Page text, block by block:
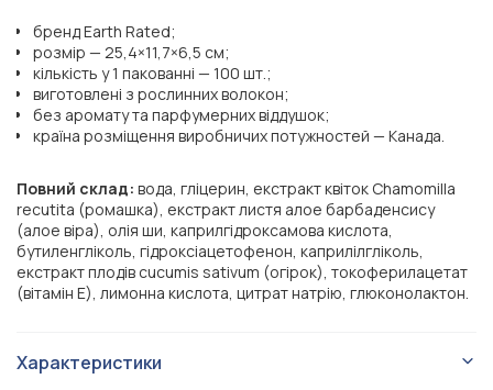
бренд Earth Rated;
розмір — 25,4×11,7×6,5 см;
кількість у 1 пакованні — 100 шт.;
виготовлені з рослинних волокон;
без аромату та парфумерних віддушок;
країна розміщення виробничих потужностей — Канада.
Повний склад: вода, гліцерин, екстракт квіток Chamomilla
recutita (ромашка), екстракт листя алое барбаденсису
(алое віра), олія ши, каприлгідроксамова кислота,
бутиленгліколь, гідроксіацетофенон, каприлілгліколь,
екстракт плодів cucumis sativum (огірок), токоферилацетат
(вітамін Е), лимонна кислота, цитрат натрію, глюконолактон.
Характеристики